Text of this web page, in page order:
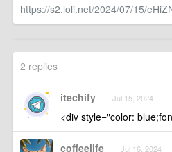
https://s2.loli.net/2024/07/15/
2 replies
itechify Jul 15, 2024
<div style="color:
coffeelife Jul 16, 2024